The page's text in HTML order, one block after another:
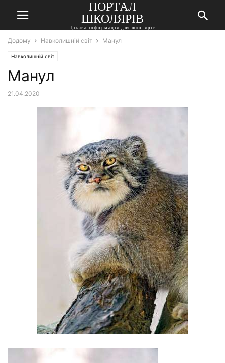
ПОРТАЛ
ШКОЛЯРІВ
Цікава інформація для школярів
Додому Навколишній світ Манул
Навколишній світ
Манул
21.04.2020